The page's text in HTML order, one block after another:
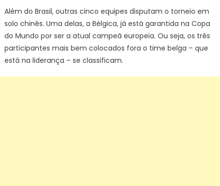
Além do Brasil, outras cinco equipes disputam o torneio em
solo chinês. Uma delas, a Bélgica, já está garantida na Copa
do Mundo por ser a atual campeã europeia. Ou seja, os três
participantes mais bem colocados fora o time belga – que
está na liderança – se classificam.